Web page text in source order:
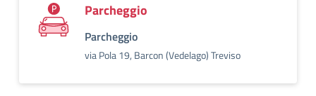
Parcheggio
Parcheggio
via Pola 19, Barcon (Vedelago) Treviso